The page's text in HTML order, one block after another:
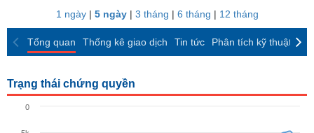
ngành
giao
dịch
So
sánh
Báo
cáo
1 ngày| 5 ngày| 3 tháng | 6 tháng | 12 tháng
Tổng quan Thống kê giao dịch Tin tức Phân tích kỹ thuật
Trạng thái chứng quyền
0
KINH
GIỚI